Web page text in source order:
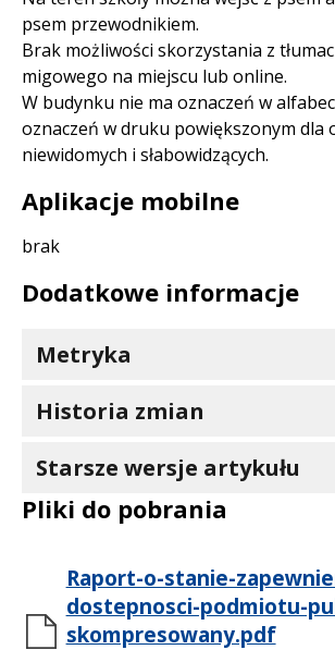
psem przewodnikiem.
Brak możliwości skorzystania z
migowego na miejscu lub online.
W budynku nie ma oznaczeń w
oznaczeń w druku powiększonym dla
niewidomych i słabowidzących.
Aplikacje mobilne
brak
Dodatkowe informacje
Metryka
Historia zmian
Starsze wersje artykułu
Pliki do pobrania
Raport-o-stanie-
dostepnosci-podmiotu-
skompresowany.pdf